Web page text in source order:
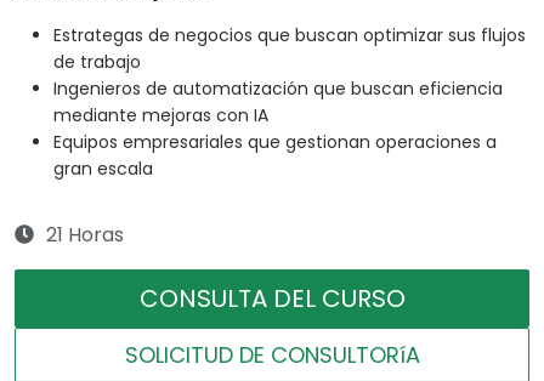
Estrategas de negocios que buscan optimizar sus flujos
de trabajo
Ingenieros de automatización que buscan eficiencia
mediante mejoras con IA
Equipos empresariales que gestionan operaciones a
gran escala
21 Horas
CONSULTA DEL CURSO
SOLICITUD DE CONSULTORíA